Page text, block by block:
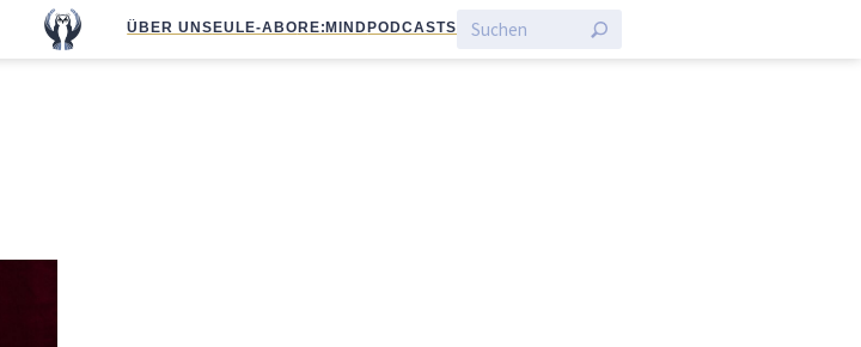
ÜBER UNS EULE-ABO RE:MIND PODCASTS